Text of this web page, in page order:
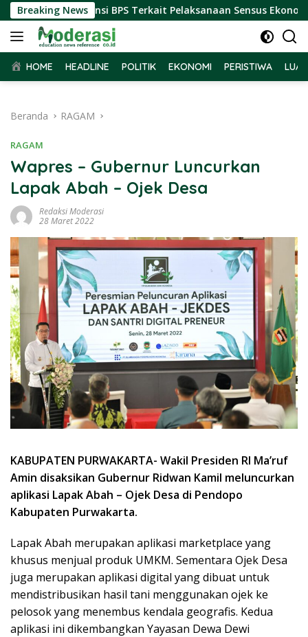
Langsung
ke
konten
Breaking News
Audiensi BPS Terkait Pelaksanaan Sensus Ekonomi 2026
HOME HEADLINE POLITIK EKONOMI PERISTIWA
Beranda RAGAM
RAGAM
Wapres – Gubernur Luncurkan
Lapak Abah – Ojek Desa
Redaksi Moderasi
28 Maret 2022
KABUPATEN PURWAKARTA- Wakil Presiden RI Ma’ruf
Amin disaksikan Gubernur Ridwan Kamil meluncurkan
aplikasi Lapak Abah – Ojek Desa di Pendopo
Kabupaten Purwakarta.
Lapak Abah merupakan aplikasi marketplace yang
khusus menjual produk UMKM. Sementara Ojek Desa
juga merupakan aplikasi digital yang dibuat untuk
mendistribusikan hasil tani menggunakan ojek ke
pelosok yang menembus kendala geografis. Kedua
aplikasi ini dikembangkan Yayasan Dewa Dewi